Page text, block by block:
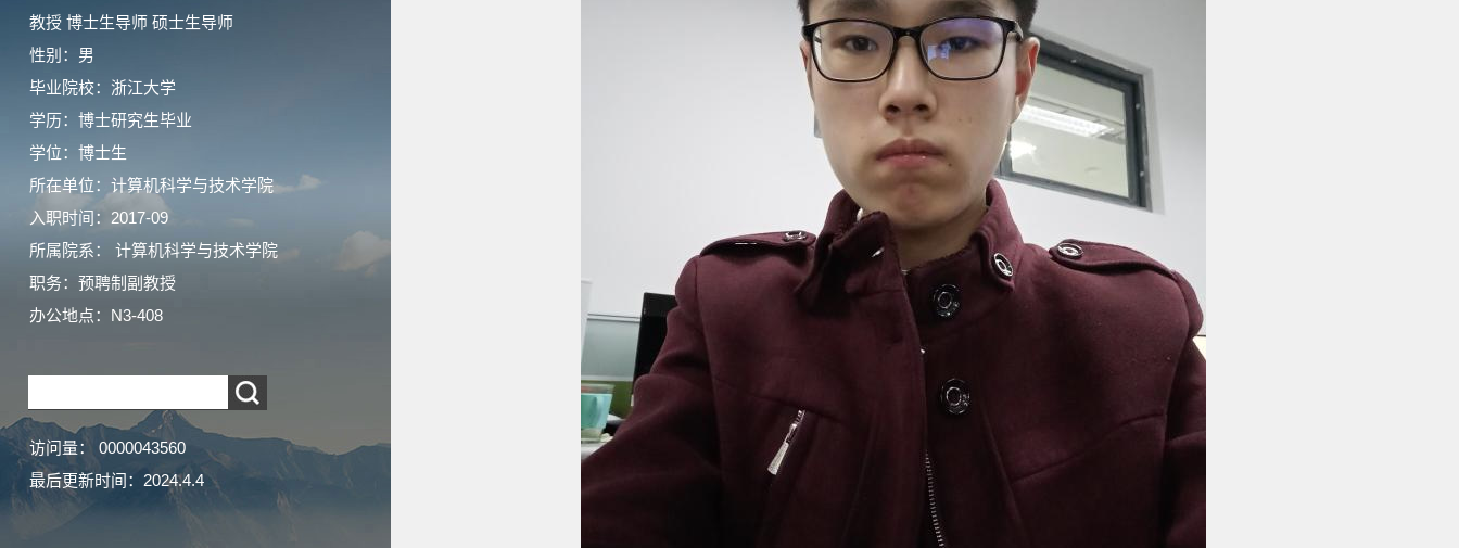
教授 博士生导师 硕士生导师
性别：男
毕业院校：浙江大学
学历：博士研究生毕业
学位：博士生
所在单位：计算机科学与技术学院
入职时间：2017-09
所属院系： 计算机科学与技术学院
职务：预聘制副教授
办公地点：N3-408
访问量： 0000043560
最后更新时间： 2024.4.4